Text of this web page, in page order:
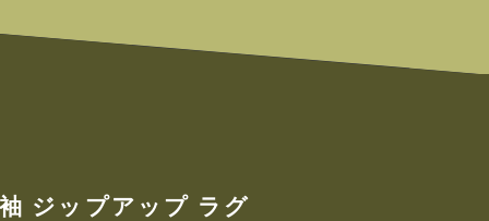
ジップアップ ラグ